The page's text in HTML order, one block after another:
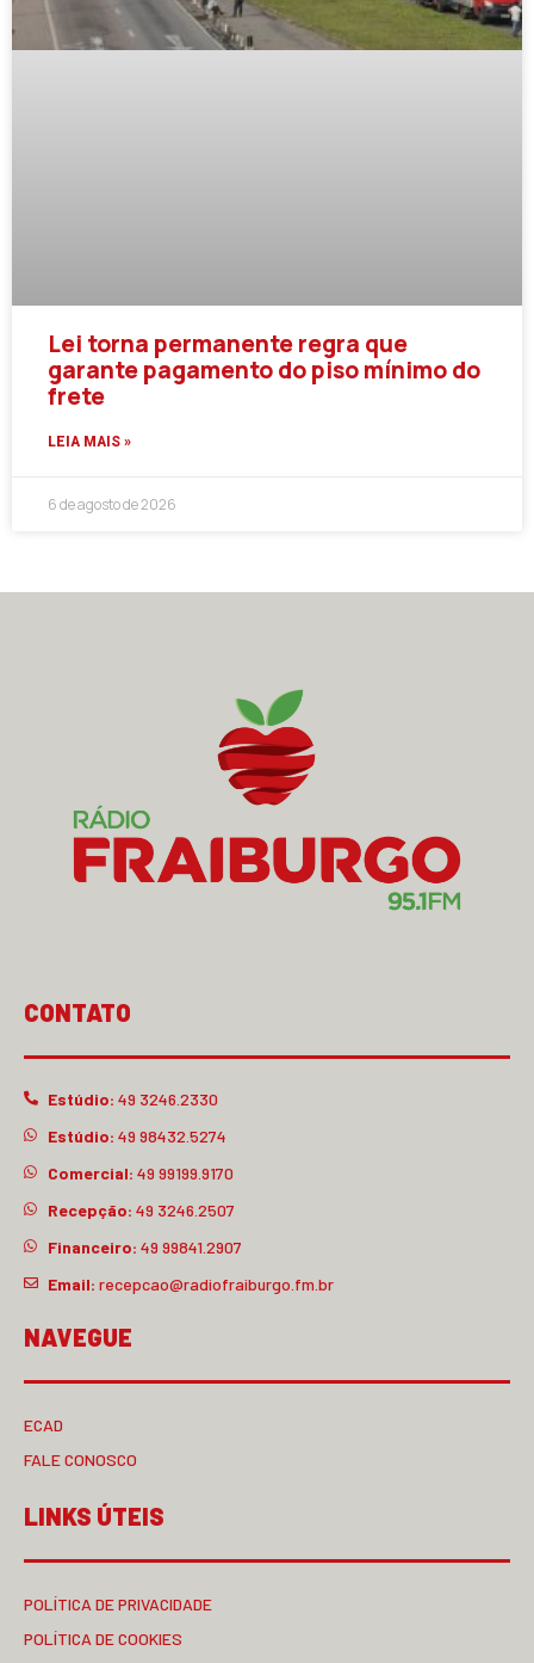
Lei torna permanente regra que
garante pagamento do piso mínimo do
frete
LEIA MAIS »
6 de agosto de 2026
CONTATO
Estúdio: 49 3246.2330
Estúdio: 49 98432.5274
Comercial: 49 99199.9170
Recepção: 49 3246.2507
Financeiro: 49 99841.2907
Email: recepcao@radiofraiburgo.fm.br
NAVEGUE
ECAD
FALE CONOSCO
LINKS ÚTEIS
POLÍTICA DE PRIVACIDADE
POLÍTICA DE COOKIES